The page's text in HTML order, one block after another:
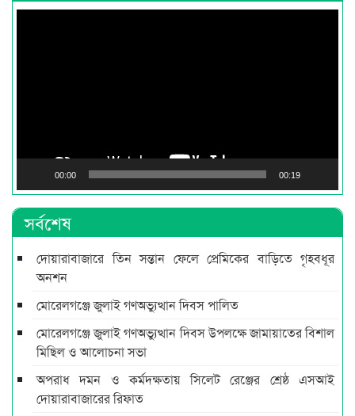
00:00 00:19
সর্বশেষ
দোয়ারাবাজারে তিন সন্তান ফেলে প্রেমিকের বাড়িতে গৃহবধূর
অনশন
মোরেলগঞ্জে জুলাই গণঅভ্যুত্থান দিবস পালিত
মোরেলগঞ্জে জুলাই গণঅভ্যুত্থান দিবস উপলক্ষে জামায়াতের বিশাল
মিছিল ও আলোচনা সভা
অপরাধ দমন ও কর্মদক্ষতায় সিলেট রেঞ্জের শ্রেষ্ঠ এসআই
দোয়ারাবাজারের রিফাত